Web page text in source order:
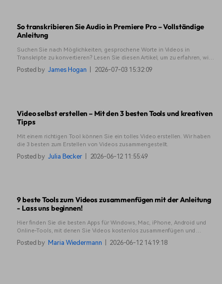
So transkribieren Sie Audio in Premiere Pro – Vollständige
Anleitung
Suchen Sie nach Möglichkeiten, gesprochene Worte in Videos in
Transkripte zu konvertieren? Lesen Sie diesen Artikel, um zu erfahren, wie
Sie die Transkription in Premiere Pro wie ein Profi nutzen können.
Posted by James Hogan 2026-07-03 15:32:09
Video selbst erstellen – Mit den 3 besten Tools und kreativen
Tipps
Mit einem richtigen Tool können Sie ein tolles Video erstellen. Wir haben
die 3 besten zum Erstellen von Videos zusammengestellt.
Posted by Julia Becker 2026-06-12 11:55:49
9 beste Tools zum Videos zusammenfügen mit der Anleitung
- Lass uns beginnen!
Hier finden Sie die besten Apps für Windows, Mac, iPhone, Android und
Online-Tools, mit denen Sie Videos kostenlos zusammenfügen und
zusammenschneiden können.
Posted by Maria Wiedermann 2026-06-12 14:19:18